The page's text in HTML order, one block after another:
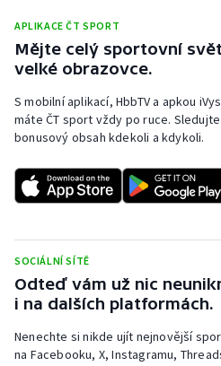
Triatlon
Veslování
Vodní slalom
Volejbal
APLIKACE ČT SPORT
Mějte celý sportovní
velké obrazovce.
S mobilní aplikací, HbbTV a apkou
máte ČT sport vždy po ruce.
bonusový obsah kdekoli a kdykoli.
SOCIÁLNÍ SÍTĚ
Odteď vám už nic
i na dalších platformách.
Nenechte si nikde ujít nejnovější
na Facebooku, X, Instagramu,